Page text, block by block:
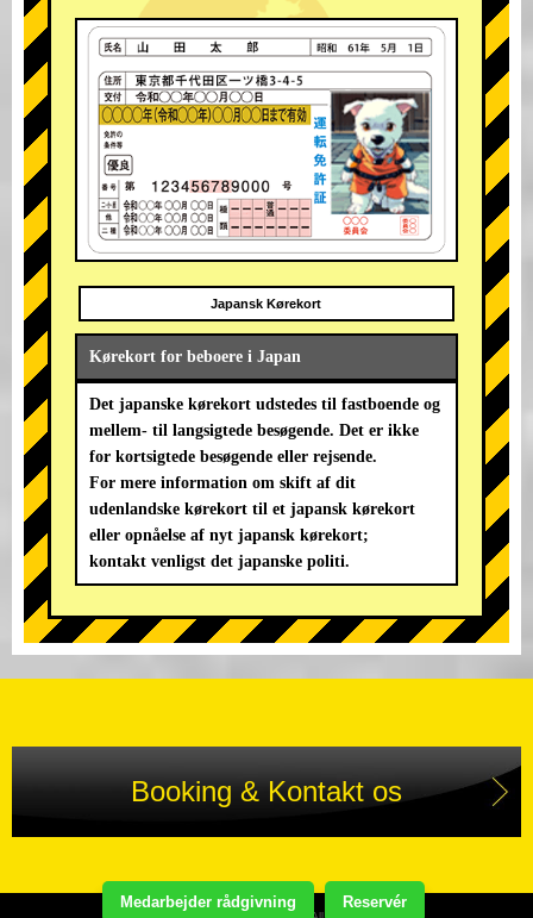
Medarbejder rådgivning Reservér
Japansk Kørekort
Kørekort for beboere i Japan
Det japanske kørekort udstedes til fastboende og
mellem- til langsigtede besøgende. Det er ikke
for kortsigtede besøgende eller rejsende.
For mere information om skift af dit
udenlandske kørekort til et japansk kørekort
eller opnåelse af nyt japansk kørekort;
kontakt venligst det japanske politi.
Booking & Kontakt os